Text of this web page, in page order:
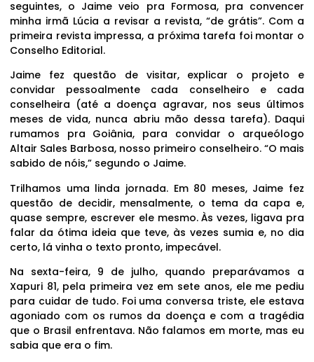
seguintes, o Jaime veio pra Formosa, pra convencer
minha irmã Lúcia a revisar a revista, “de grátis”. Com a
primeira revista impressa, a próxima tarefa foi montar o
Conselho Editorial.
Jaime fez questão de visitar, explicar o projeto e
convidar pessoalmente cada conselheiro e cada
conselheira (até a doença agravar, nos seus últimos
meses de vida, nunca abriu mão dessa tarefa). Daqui
rumamos pra Goiânia, para convidar o arqueólogo
Altair Sales Barbosa, nosso primeiro conselheiro. “O mais
sabido de nóis,” segundo o Jaime.
Trilhamos uma linda jornada. Em 80 meses, Jaime fez
questão de decidir, mensalmente, o tema da capa e,
quase sempre, escrever ele mesmo. Às vezes, ligava pra
falar da ótima ideia que teve, às vezes sumia e, no dia
certo, lá vinha o texto pronto, impecável.
Na sexta-feira, 9 de julho, quando preparávamos a
Xapuri 81, pela primeira vez em sete anos, ele me pediu
para cuidar de tudo. Foi uma conversa triste, ele estava
agoniado com os rumos da doença e com a tragédia
que o Brasil enfrentava. Não falamos em morte, mas eu
sabia que era o fim.